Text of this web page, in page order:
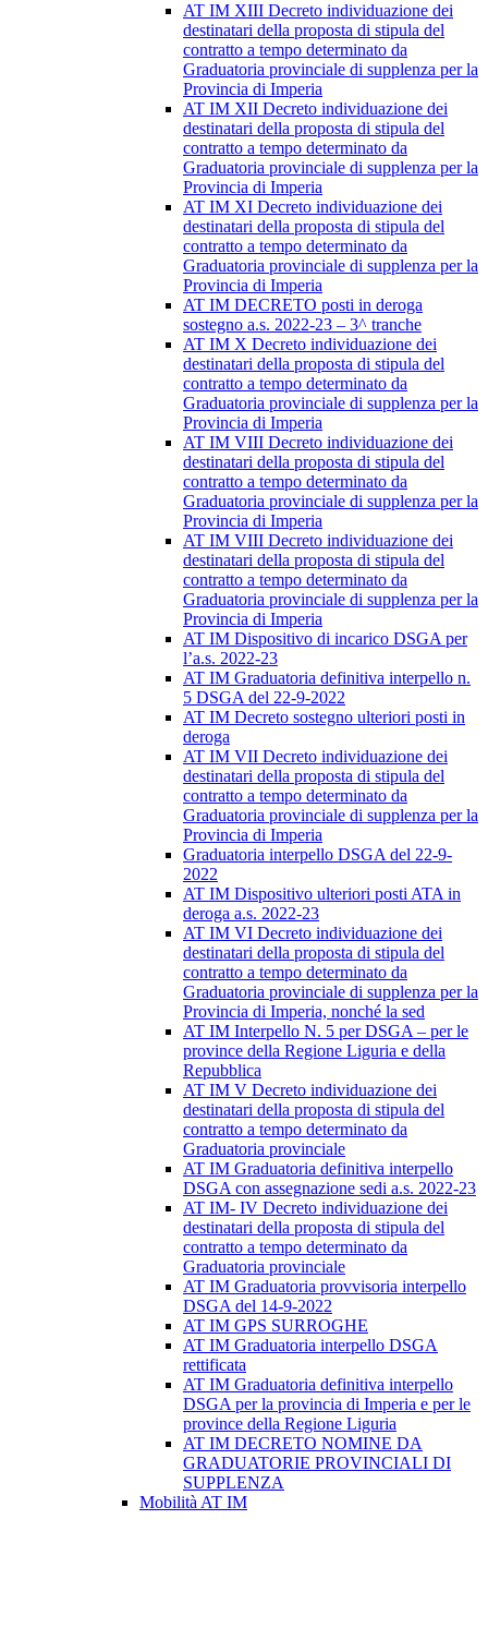
AT IM XIII Decreto individuazione dei
destinatari della proposta di stipula del
contratto a tempo determinato da
Graduatoria provinciale di supplenza per la
Provincia di Imperia
AT IM XII Decreto individuazione dei
destinatari della proposta di stipula del
contratto a tempo determinato da
Graduatoria provinciale di supplenza per la
Provincia di Imperia
AT IM XI Decreto individuazione dei
destinatari della proposta di stipula del
contratto a tempo determinato da
Graduatoria provinciale di supplenza per la
Provincia di Imperia
AT IM DECRETO posti in deroga
sostegno a.s. 2022-23 – 3^ tranche
AT IM X Decreto individuazione dei
destinatari della proposta di stipula del
contratto a tempo determinato da
Graduatoria provinciale di supplenza per la
Provincia di Imperia
AT IM VIII Decreto individuazione dei
destinatari della proposta di stipula del
contratto a tempo determinato da
Graduatoria provinciale di supplenza per la
Provincia di Imperia
AT IM VIII Decreto individuazione dei
destinatari della proposta di stipula del
contratto a tempo determinato da
Graduatoria provinciale di supplenza per la
Provincia di Imperia
AT IM Dispositivo di incarico DSGA per
l’a.s. 2022-23
AT IM Graduatoria definitiva interpello n.
5 DSGA del 22-9-2022
AT IM Decreto sostegno ulteriori posti in
deroga
AT IM VII Decreto individuazione dei
destinatari della proposta di stipula del
contratto a tempo determinato da
Graduatoria provinciale di supplenza per la
Provincia di Imperia
Graduatoria interpello DSGA del 22-9-
2022
AT IM Dispositivo ulteriori posti ATA in
deroga a.s. 2022-23
AT IM VI Decreto individuazione dei
destinatari della proposta di stipula del
contratto a tempo determinato da
Graduatoria provinciale di supplenza per la
Provincia di Imperia, nonché la sed
AT IM Interpello N. 5 per DSGA – per le
province della Regione Liguria e della
Repubblica
AT IM V Decreto individuazione dei
destinatari della proposta di stipula del
contratto a tempo determinato da
Graduatoria provinciale
AT IM Graduatoria definitiva interpello
DSGA con assegnazione sedi a.s. 2022-23
AT IM- IV Decreto individuazione dei
destinatari della proposta di stipula del
contratto a tempo determinato da
Graduatoria provinciale
AT IM Graduatoria provvisoria interpello
DSGA del 14-9-2022
AT IM GPS SURROGHE
AT IM Graduatoria interpello DSGA
rettificata
AT IM Graduatoria definitiva interpello
DSGA per la provincia di Imperia e per le
province della Regione Liguria
AT IM DECRETO NOMINE DA
GRADUATORIE PROVINCIALI DI
SUPPLENZA
Mobilità AT IM